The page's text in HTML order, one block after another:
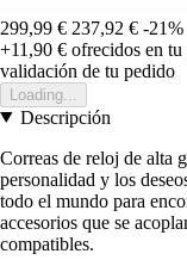
299,99 € 237,92 € -21%
+11,90 € ofrecidos en
validación de tu pedido
Loading...
Descripción
Correas de reloj de alta
personalidad y los
todo el mundo para
accesorios que se
compatibles.